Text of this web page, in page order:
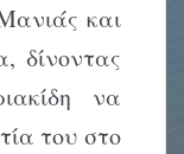
και
δίνοντας
να
του στο